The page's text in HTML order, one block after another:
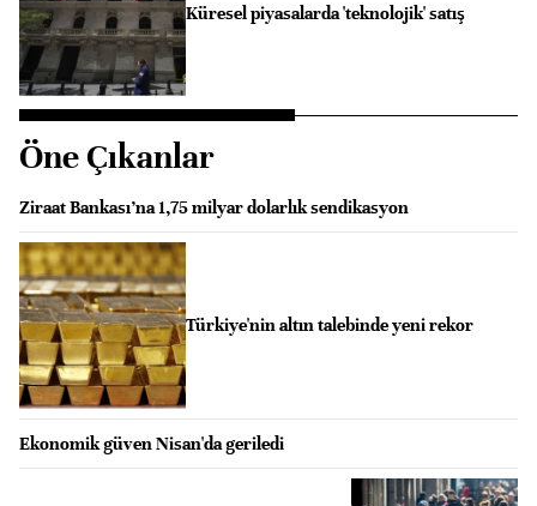
Küresel piyasalarda 'teknolojik' satış
Öne Çıkanlar
Ziraat Bankası’na 1,75 milyar dolarlık sendikasyon
Türkiye'nin altın talebinde yeni rekor
Ekonomik güven Nisan'da geriledi